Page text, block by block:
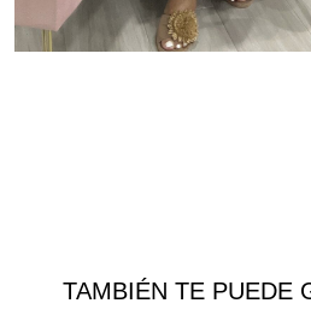
TAMBIÉN TE PUEDE